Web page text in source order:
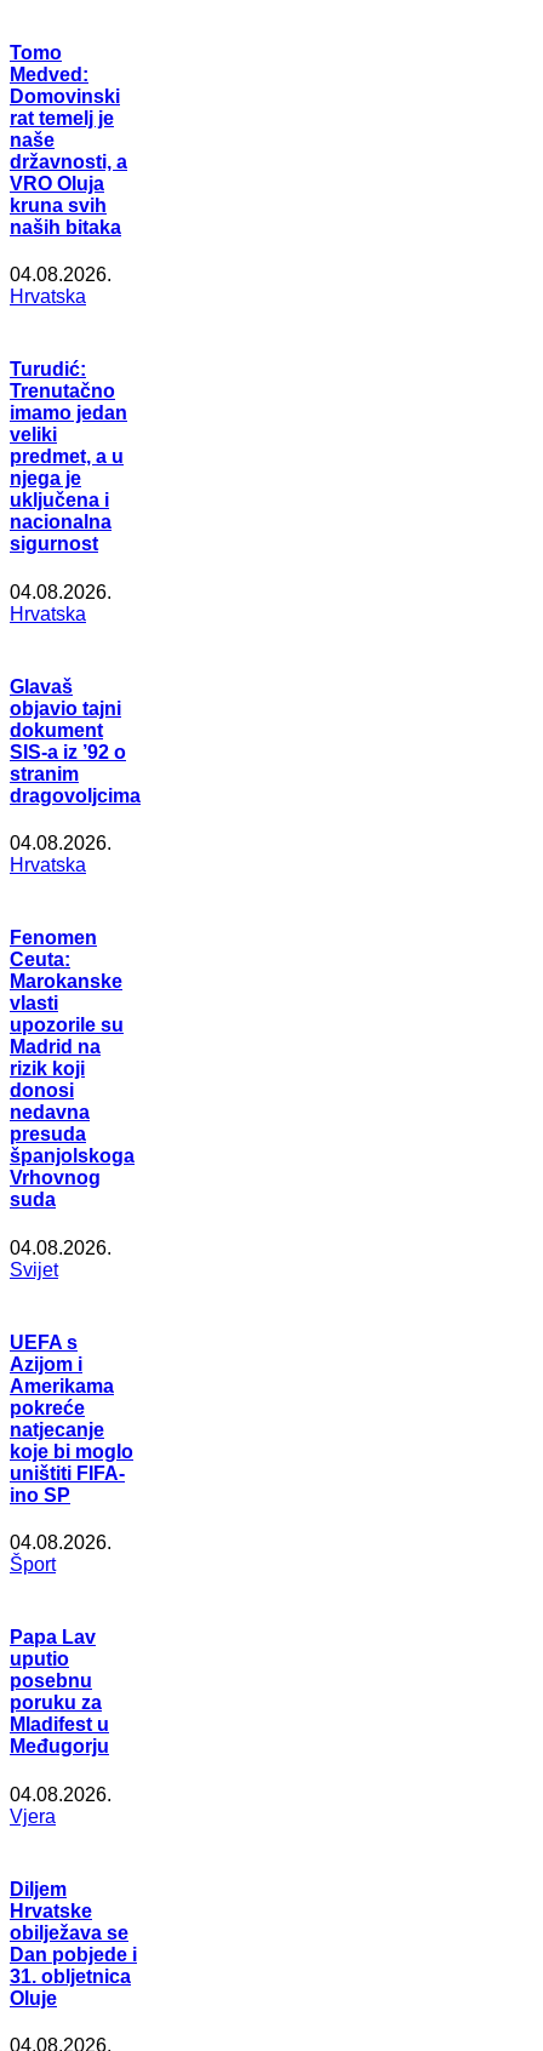
Tomo
Medved:
Domovinski
rat temelj je
naše
državnosti, a
VRO Oluja
kruna svih
naših bitaka
04.08.2026.
Hrvatska
Turudić:
Trenutačno
imamo jedan
veliki
predmet, a u
njega je
uključena i
nacionalna
sigurnost
04.08.2026.
Hrvatska
Glavaš
objavio tajni
dokument
SIS-a iz ’92 o
stranim
dragovoljcima
04.08.2026.
Hrvatska
Fenomen
Ceuta:
Marokanske
vlasti
upozorile su
Madrid na
rizik koji
donosi
nedavna
presuda
španjolskoga
Vrhovnog
suda
04.08.2026.
Svijet
UEFA s
Azijom i
Amerikama
pokreće
natjecanje
koje bi moglo
uništiti FIFA-
ino SP
04.08.2026.
Šport
Papa Lav
uputio
posebnu
poruku za
Mladifest u
Međugorju
04.08.2026.
Vjera
Diljem
Hrvatske
obilježava se
Dan pobjede i
31. obljetnica
Oluje
04.08.2026.